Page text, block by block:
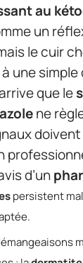
au
un
le cuir
une
que le
ne
d’un
persistent